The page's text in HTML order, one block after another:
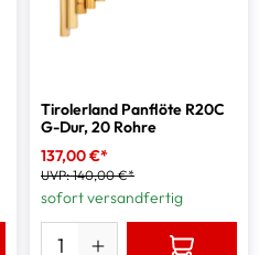
Tirolerland Panflöte R20C
G-Dur, 20 Rohre
137,00 €*
UVP:140,00 €*
sofort versandfertig